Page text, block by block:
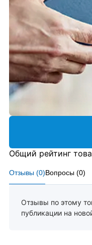
Отзывы (0)Вопросы (0)
Отзывы по этому
публикации на
Общий рейтинг